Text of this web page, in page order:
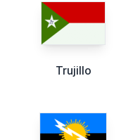
Trujillo